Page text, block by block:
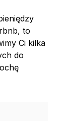
to
Ci kilka
do